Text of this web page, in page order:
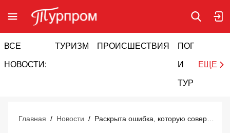
ВСЕ
НОВОСТИ:
ТУРИЗМ ПРОИСШЕСТВИЯ ПОГОДА
И
ТУРИЗМ
ЕЩЕ
Главная / Новости /